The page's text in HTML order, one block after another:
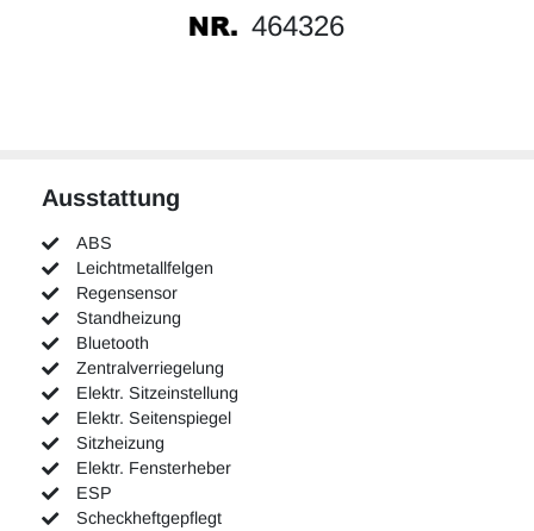
464326
Ausstattung
ABS
Leichtmetallfelgen
Regensensor
Standheizung
Bluetooth
Zentralverriegelung
Elektr. Sitzeinstellung
Elektr. Seitenspiegel
Sitzheizung
Elektr. Fensterheber
ESP
Scheckheftgepflegt